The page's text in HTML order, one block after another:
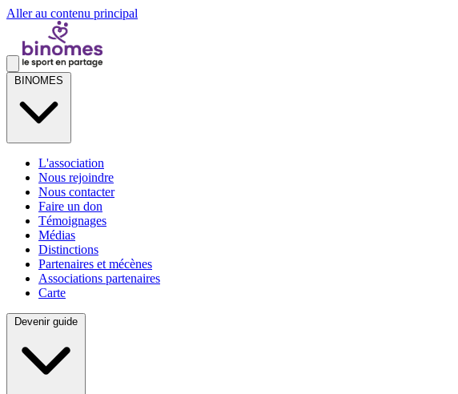
Aller au contenu principal
L'association
Nous rejoindre
Nous contacter
Faire un don
Témoignages
Médias
Distinctions
Partenaires et mécènes
Associations partenaires
Carte